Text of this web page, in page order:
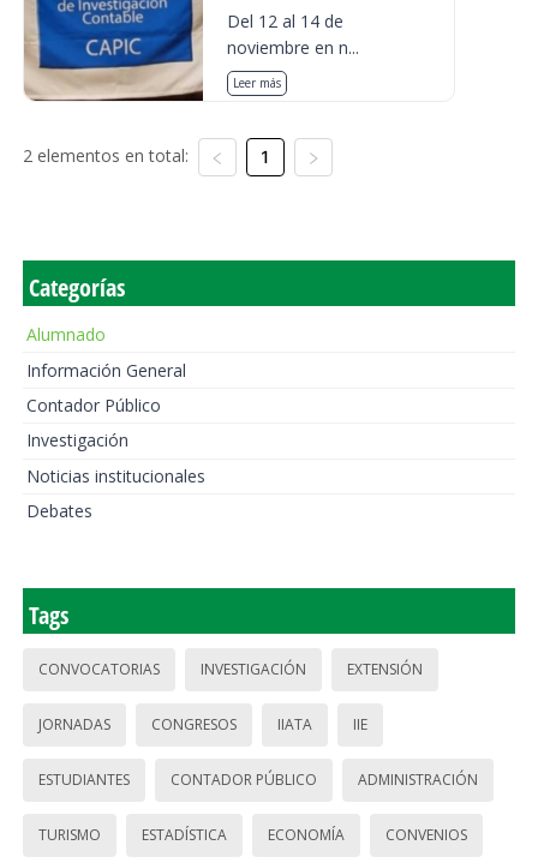
Del 12 al 14 de
noviembre en n...
Leer más
2 elementos en total: 1
Categorías
Alumnado
Información General
Contador Público
Investigación
Noticias institucionales
Debates
Tags
CONVOCATORIAS INVESTIGACIÓN EXTENSIÓN
JORNADAS CONGRESOS IIATA IIE
ESTUDIANTES CONTADOR PÚBLICO ADMINISTRACIÓN
TURISMO ESTADÍSTICA ECONOMÍA CONVENIOS